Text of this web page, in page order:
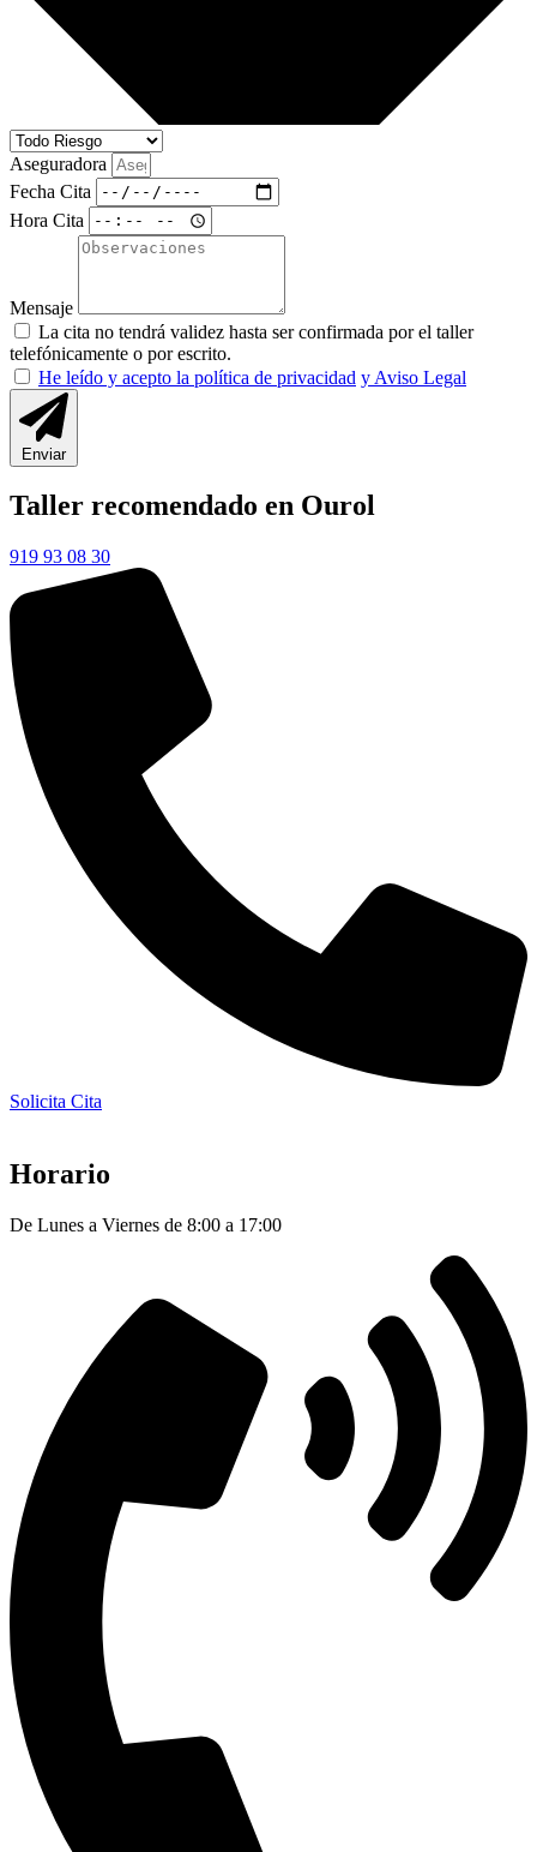
Aseguradora
Fecha Cita
Hora Cita
Mensaje
La cita no tendrá validez hasta ser confirmada por el taller
telefónicamente o por escrito.
He leído y acepto la política de privacidad y Aviso Legal
Enviar
Taller recomendado en Ourol
919 93 08 30
Solicita Cita
Horario
De Lunes a Viernes de 8:00 a 17:00